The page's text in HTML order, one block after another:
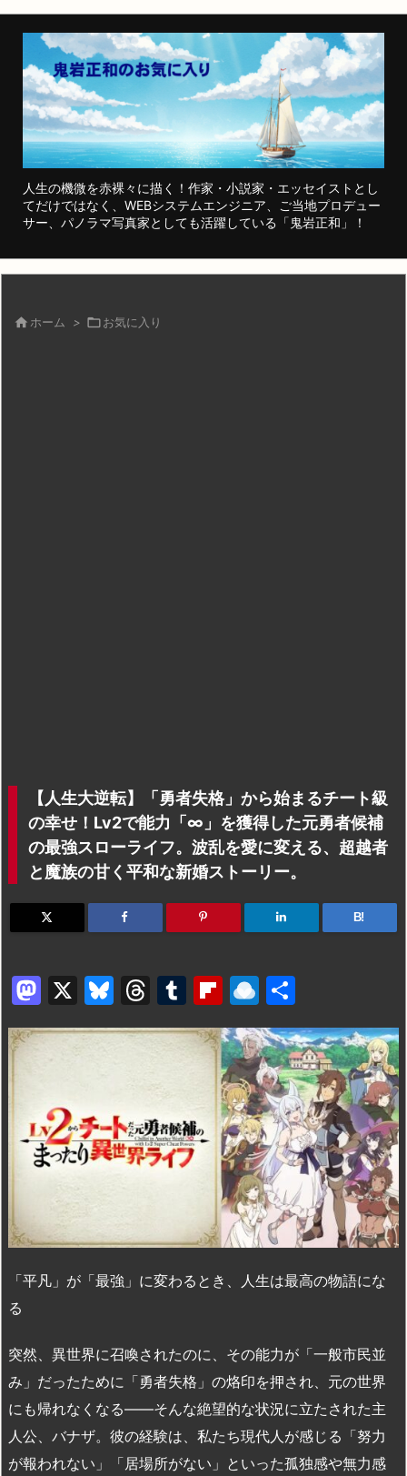
人生の機微を赤裸々に描く！作家・小説家・エッセイストとし
てだけではなく、WEBシステムエンジニア、ご当地プロデュー
サー、パノラマ写真家としても活躍している「鬼岩正和」！
 ホーム > お気に入り
【人生大逆転】「勇者失格」から始まるチート級
の幸せ！Lv2で能力「∞」を獲得した元勇者候補
の最強スローライフ。波乱を愛に変える、超越者
と魔族の甘く平和な新婚ストーリー。
B!
M
a
st
d
o
n
X
Bl
u
e
k
y
T
hr
e
d
s
T
u
m
r
Fl
ip
b
o
ar
d
R
ai
n
dr
o
p.
io
有
「平凡」が「最強」に変わるとき、人生は最高の物語にな
る
突然、異世界に召喚されたのに、その能力が「一般市民並
み」だったために「勇者失格」の烙印を押され、元の世界
にも帰れなくなる――そんな絶望的な状況に立たされた主
人公、バナザ。彼の経験は、私たち現代人が感じる「努力
が報われない」「居場所がない」といった孤独感や無力感